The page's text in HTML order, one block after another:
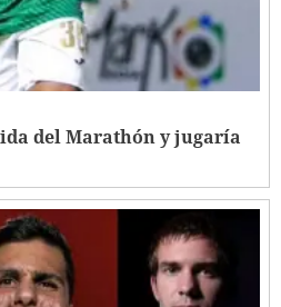
del Marathón y jugaría